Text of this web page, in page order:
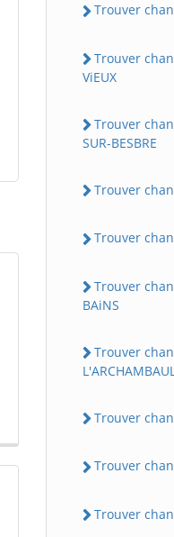
Trouver
Trouver
ViEUX
Trouver
SUR-BESBRE
Trouver
Trouver
Trouver
BAiNS
Trouver
Trouver
Trouver
Trouver